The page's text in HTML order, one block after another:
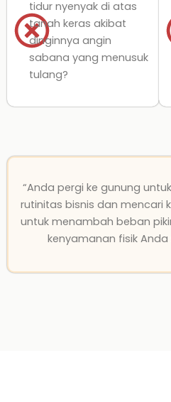
tidur nyenyak di atas
tanah keras akibat
dinginnya angin
sabana yang menusuk
tulang?
“Anda pergi ke gunung
rutinitas bisnis dan mencari
untuk menambah beban
kenyamanan fisik